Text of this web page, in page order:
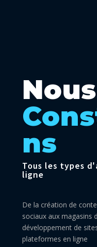
Nous
ns
Tous les types
ligne
De la création de
sociaux aux magasins
développement de
plateformes en ligne